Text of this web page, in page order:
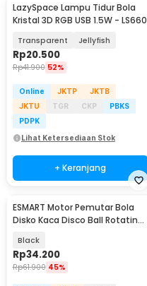
LazySpace Lampu Tidur Bola
Kristal 3D RGB USB 1.5W - LS660
Transparent Jellyfish
Rp20.500
Rp41.900 52%
Online JKTP
JKTB
JKTU
TGR CKP
PBKS
PDPK
Lihat Ketersediaan Stok
+ Keranjang
ESMART Motor Pemutar Bola
Disko Kaca Disco Ball Rotating
Black
Rp34.200
Rp61.900 45%